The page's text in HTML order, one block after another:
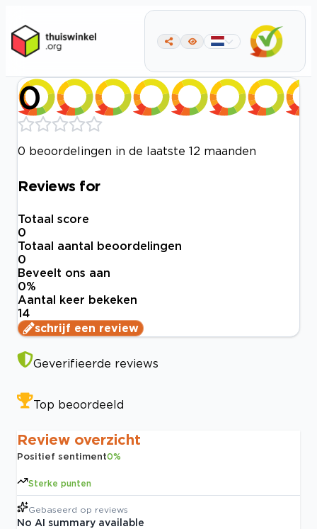
0
0 beoordelingen in de laatste 12 maanden
Reviews for
Totaal score
0
Totaal aantal beoordelingen
0
Beveelt ons aan
0%
Aantal keer bekeken
14
schrijf een review
Geverifieerde reviews
Top beoordeeld
Review overzicht
Positief sentiment0%
Sterke punten
Gebaseerd op reviews
No AI summary available